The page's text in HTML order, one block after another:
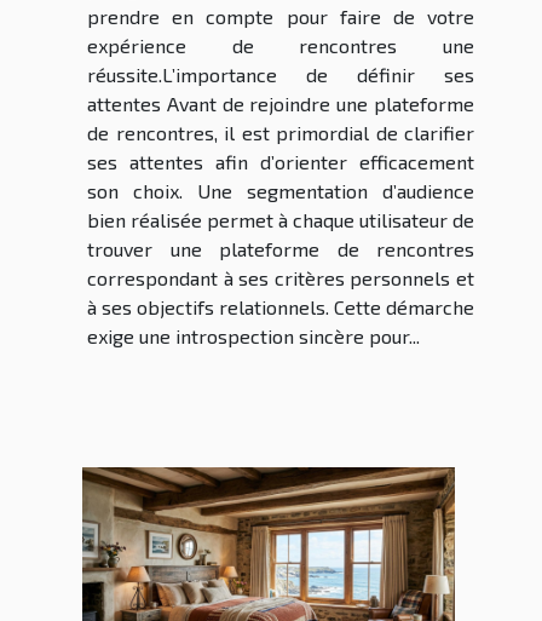
prendre en compte pour faire de votre
expérience de rencontres une
réussite.L’importance de définir ses
attentes Avant de rejoindre une plateforme
de rencontres, il est primordial de clarifier
ses attentes afin d’orienter efficacement
son choix. Une segmentation d’audience
bien réalisée permet à chaque utilisateur de
trouver une plateforme de rencontres
correspondant à ses critères personnels et
à ses objectifs relationnels. Cette démarche
exige une introspection sincère pour...